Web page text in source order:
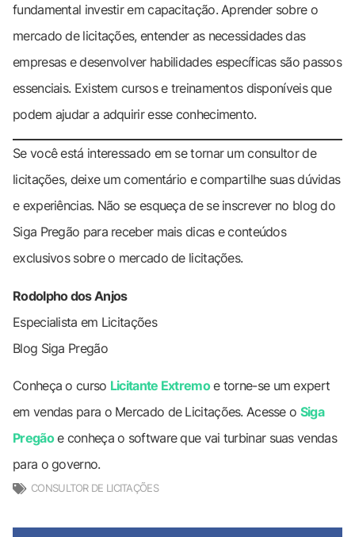
fundamental investir em capacitação. Aprender sobre o
mercado de licitações, entender as necessidades das
empresas e desenvolver habilidades específicas são passos
essenciais. Existem cursos e treinamentos disponíveis que
podem ajudar a adquirir esse conhecimento.
Se você está interessado em se tornar um consultor de
licitações, deixe um comentário e compartilhe suas dúvidas
e experiências. Não se esqueça de se inscrever no blog do
Siga Pregão para receber mais dicas e conteúdos
exclusivos sobre o mercado de licitações.
Rodolpho dos Anjos
Especialista em Licitações
Blog Siga Pregão
Conheça o curso Licitante Extremoe torne-se um expert
em vendas para o Mercado de Licitações. Acesse o Siga
Pregãoe conheça o software que vai turbinar suas vendas
para o governo.
CONSULTOR DE LICITAÇÕES